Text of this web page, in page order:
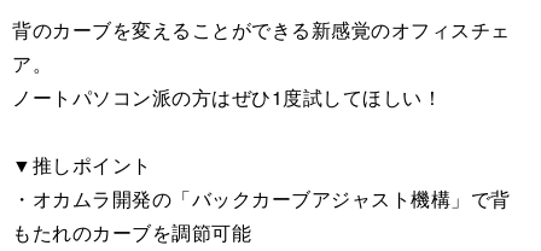
背のカーブを変えることができる新感覚のオフィスチェ
ア。
ノートパソコン派の方はぜひ1度試してほしい！
▼推しポイント
・オカムラ開発の「バックカーブアジャスト機構」で背
もたれのカーブを調節可能